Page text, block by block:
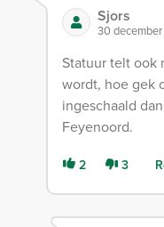
Sjors
30
Statuur telt ook
wordt, hoe gek
ingeschaald
Feyenoord.
2 3